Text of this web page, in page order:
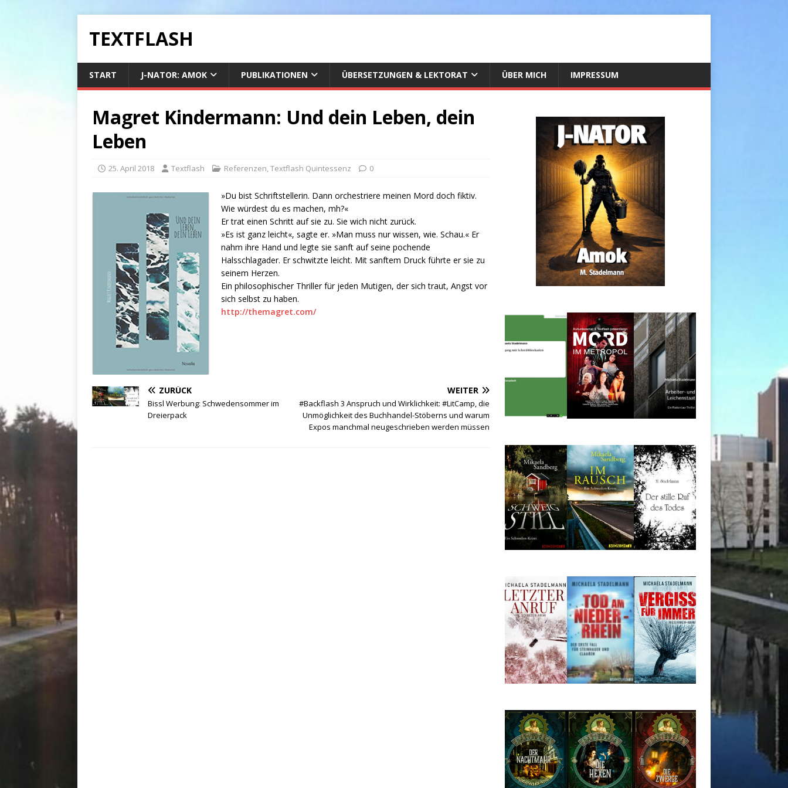
TEXTFLASH
START J-NATOR: AMOK PUBLIKATIONEN ÜBERSETZUNGEN & LEKTORAT ÜBER MICH IMPRESSUM
Magret Kindermann: Und dein Leben, dein
Leben
25. April 2018 Textflash Referenzen,Textflash Quintessenz 0
»Du bist Schriftstellerin. Dann orchestriere meinen Mord doch fiktiv.
Wie würdest du es machen, mh?«
Er trat einen Schritt auf sie zu. Sie wich nicht zurück.
»Es ist ganz leicht«, sagte er. »Man muss nur wissen, wie. Schau.« Er
nahm ihre Hand und legte sie sanft auf seine pochende
Halsschlagader. Er schwitzte leicht. Mit sanftem Druck führte er sie zu
seinem Herzen.
Ein philosophischer Thriller für jeden Mutigen, der sich traut, Angst vor
sich selbst zu haben.
http://themagret.com/
ZURÜCK
Bissl Werbung: Schwedensommer im
Dreierpack
WEITER
#Backflash 3 Anspruch und Wirklichkeit: #LitCamp, die
Unmöglichkeit des Buchhandel-Stöberns und warum
Expos manchmal neugeschrieben werden müssen